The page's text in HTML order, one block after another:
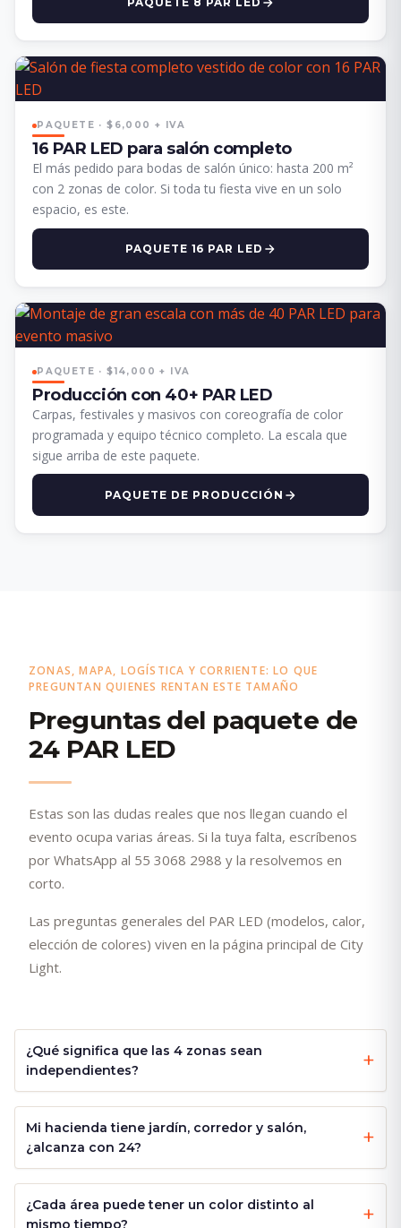
PAQUETE · $6,000 + IVA
16 PAR LED para salón completo
El más pedido para bodas de salón único: hasta 200 m²
con 2 zonas de color. Si toda tu fiesta vive en un solo
espacio, es este.
PAQUETE 16 PAR LED
PAQUETE · $14,000 + IVA
Producción con 40+ PAR LED
Carpas, festivales y masivos con coreografía de color
programada y equipo técnico completo. La escala que
sigue arriba de este paquete.
PAQUETE DE PRODUCCIÓN
ZONAS, MAPA, LOGÍSTICA Y CORRIENTE: LO QUE
PREGUNTAN QUIENES RENTAN ESTE TAMAÑO
Preguntas del paquete de
24 PAR LED
Estas son las dudas reales que nos llegan cuando el
evento ocupa varias áreas. Si la tuya falta, escríbenos
por WhatsApp al 55 3068 2988 y la resolvemos en
corto.
Las preguntas generales del PAR LED (modelos, calor,
elección de colores) viven en la página principal de City
Light.
¿Qué significa que las 4 zonas sean
independientes?
Mi hacienda tiene jardín, corredor y salón,
¿alcanza con 24?
¿Cada área puede tener un color distinto al
mismo tiempo?